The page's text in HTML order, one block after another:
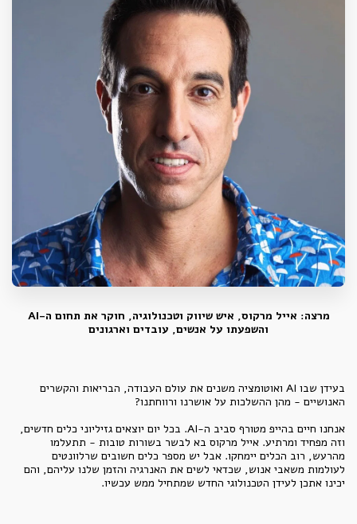
מרצה: אייל מרקוס, איש שיווק וטכנולוגיה, חוקר את תחום ה-AI
והשפעתו על אנשים, עובדים וארגונים
בעידן שבו AI ואוטומציה משנים את עולם העבודה, הבריאות והקשרים
האנושיים - מהן ההשלכות על אושרנו ורווחתנו?
אנחנו חיים בהייפ מטורף סביב ה-AI. בכל יום יוצאים גזיליוני כלים חדשים,
וזה מפחיד ומרתיע. אייל מרקוס בא לבשר בשורות טובות - תתעלמו
מהרעש, רוב הכלים יימחקו. אבל יש מספר כלים חשובים שרלוונטים
לעולמות משאבי אנוש, שכדאי לשים את האנרגיה והזמן שלנו עליהם, והם
יכינו אתכן לעידן הטכנולוגי החדש שמתחיל ממש עכשיו.